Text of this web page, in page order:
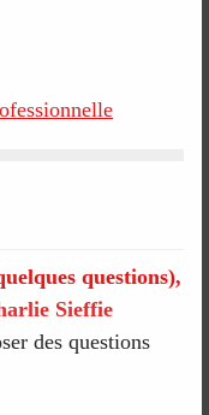
questions),
Sieffie
des questions